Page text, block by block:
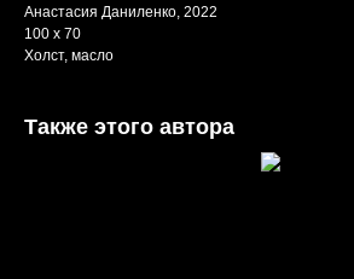
Анастасия Даниленко, 2022
100 х 70
Холст, масло
Также этого автора